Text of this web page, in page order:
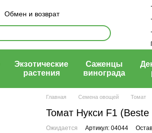
Обмен и возврат
Экзотические
растения
Саженцы
винограда
Главная Семена овощей Томат
Томат Нукси F1 (Beste
Ожидается Артикул: 04044